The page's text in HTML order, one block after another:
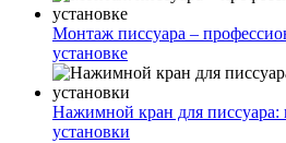
Монтаж писсуара –
установке
Нажимной кран для
установки